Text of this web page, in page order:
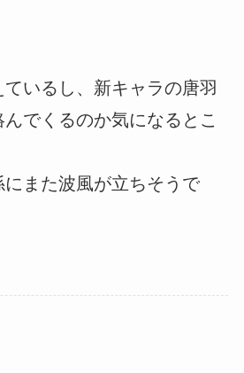
いるし、新キャラの唐羽
でくるのか気になるとこ
また波風が立ちそうで